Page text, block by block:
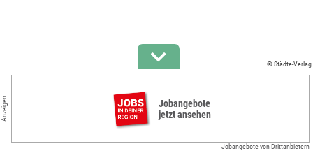
© Städte-Verlag
Anzeigen
Jobangebote
jetzt ansehen
Jobangebote von Drittanbietern